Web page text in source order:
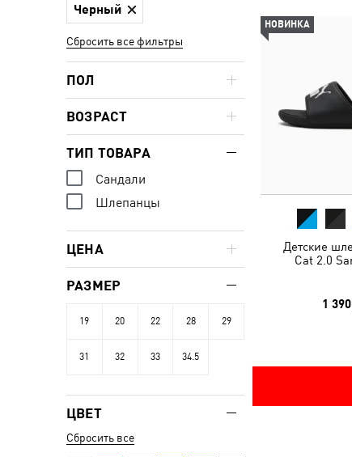
НОВИНКА
Детские
Cat 2.0
1
Черный
Сбросить все фильтры
ПОЛ
ВОЗРАСТ
ТИП ТОВАРА
Сандали
Шлепанцы
ЦЕНА
РАЗМЕР
19 20 22 28 29
31 32 33 34.5
ЦВЕТ
Сбросить все